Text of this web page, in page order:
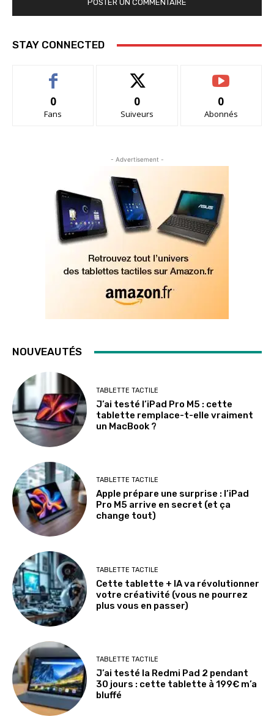
STAY CONNECTED
0
Fans
0
Suiveurs
0
Abonnés
- Advertisement -
NOUVEAUTÉS
TABLETTE TACTILE
J’ai testé l’iPad Pro M5 : cette
tablette remplace-t-elle vraiment
un MacBook ?
TABLETTE TACTILE
Apple prépare une surprise : l’iPad
Pro M5 arrive en secret (et ça
change tout)
TABLETTE TACTILE
Cette tablette + IA va révolutionner
votre créativité (vous ne pourrez
plus vous en passer)
TABLETTE TACTILE
J’ai testé la Redmi Pad 2 pendant
30 jours : cette tablette à 199€ m’a
bluffé